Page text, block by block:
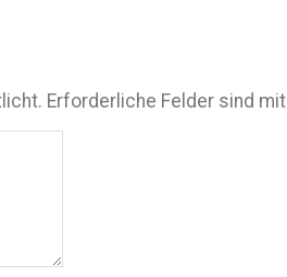
Erforderliche Felder sind mit